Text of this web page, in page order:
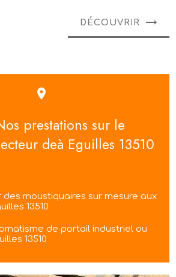
DÉCOUVRIR
place
prestations sur le
deà Eguilles 13510
des moustiquaires sur mesure aux
13510
de portail industriel ou
13510